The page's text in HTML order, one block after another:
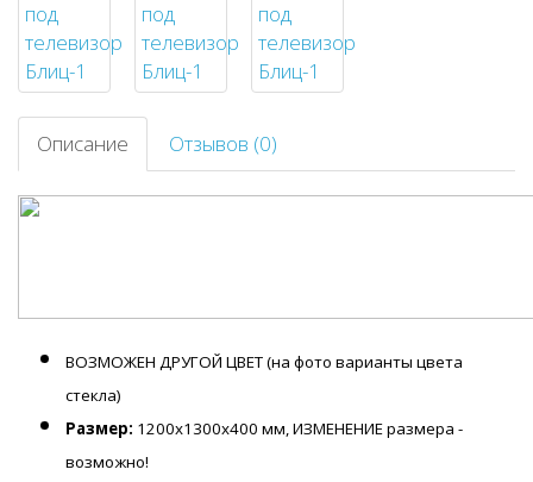
Описание Отзывов (0)
ВОЗМОЖЕН ДРУГОЙ ЦВЕТ (на фото варианты цвета
стекла)
Размер: 1200х1300х400 мм, ИЗМЕНЕНИЕ размера -
возможно!